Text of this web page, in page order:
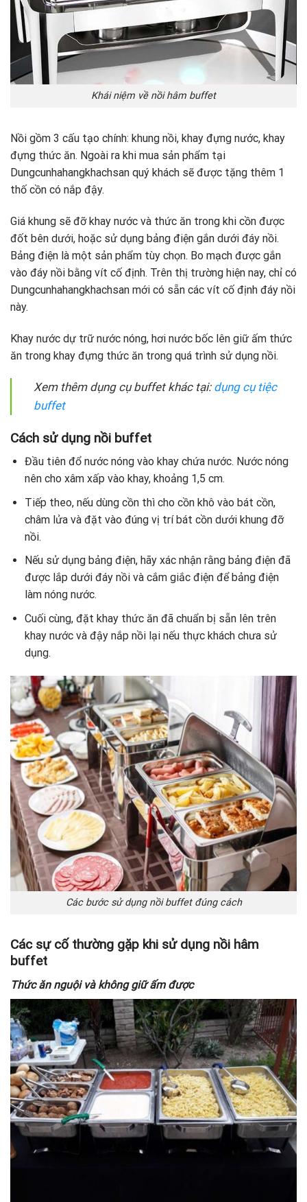
Khái niệm về nồi hâm buffet
Nồi gồm 3 cấu tạo chính: khung nồi, khay đựng nước, khay
đựng thức ăn. Ngoài ra khi mua sản phẩm tại
Dungcunhahangkhachsan quý khách sẽ được tặng thêm 1
thố cồn có nắp đậy.
Giá khung sẽ đỡ khay nước và thức ăn trong khi cồn được
đốt bên dưới, hoặc sử dụng bảng điện gắn dưới đáy nồi.
Bảng điện là một sản phẩm tùy chọn. Bo mạch được gắn
vào đáy nồi bằng vít cố định. Trên thị trường hiện nay, chỉ có
Dungcunhahangkhachsan mới có sẵn các vít cố định đáy nồi
này.
Khay nước dự trữ nước nóng, hơi nước bốc lên giữ ấm thức
ăn trong khay đựng thức ăn trong quá trình sử dụng nồi.
Xem thêm dụng cụ buffet khác tại: dụng cụ tiệc
buffet
Cách sử dụng nồi buffet
Đầu tiên đổ nước nóng vào khay chứa nước. Nước nóng
nên cho xâm xấp vào khay, khoảng 1,5 cm.
Tiếp theo, nếu dùng cồn thì cho cồn khô vào bát cồn,
châm lửa và đặt vào đúng vị trí bát cồn dưới khung đỡ
nồi.
Nếu sử dụng bảng điện, hãy xác nhận rằng bảng điện đã
được lắp dưới đáy nồi và cắm giắc điện để bảng điện
làm nóng nước.
Cuối cùng, đặt khay thức ăn đã chuẩn bị sẵn lên trên
khay nước và đậy nắp nồi lại nếu thực khách chưa sử
dụng.
Các bước sử dụng nồi buffet đúng cách
Các sự cố thường gặp khi sử dụng nồi hâm
buffet
Thức ăn nguội và không giữ ấm được